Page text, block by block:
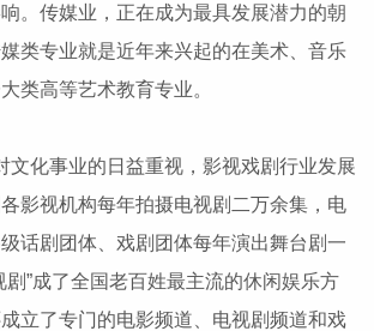
。传媒业，正在成为最具发展潜力的朝
类专业就是近年来兴起的在美术、音乐
类高等艺术教育专业。
文化事业的日益重视，影视戏剧行业发展
影视机构每年拍摄电视剧二万余集，电
话剧团体、戏剧团体每年演出舞台剧一
剧”成了全国老百姓最主流的休闲娱乐方
立了专门的电影频道、电视剧频道和戏